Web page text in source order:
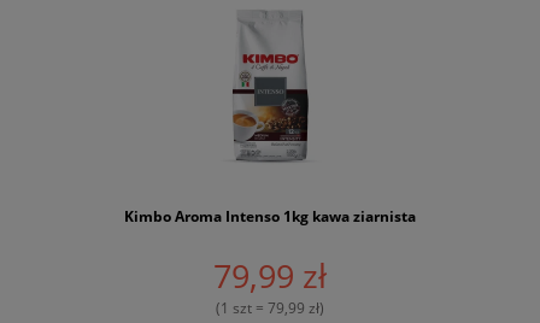
Kimbo Aroma Intenso 1kg kawa ziarnista
79,99 zł
(1 szt = 79,99 zł)